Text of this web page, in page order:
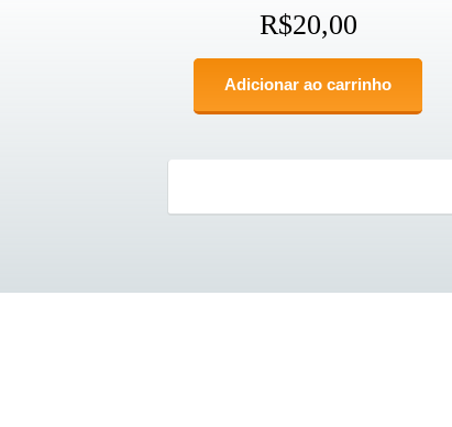
R$20,00
Adicionar ao carrinho